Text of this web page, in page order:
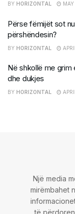
BY HORIZONTAL
Përse fëmijët sot
përshëndesin?
BY HORIZONTAL
Në shkollë me grim
dhe dukjes
BY HORIZONTAL
Një media
mirëmbahet
të